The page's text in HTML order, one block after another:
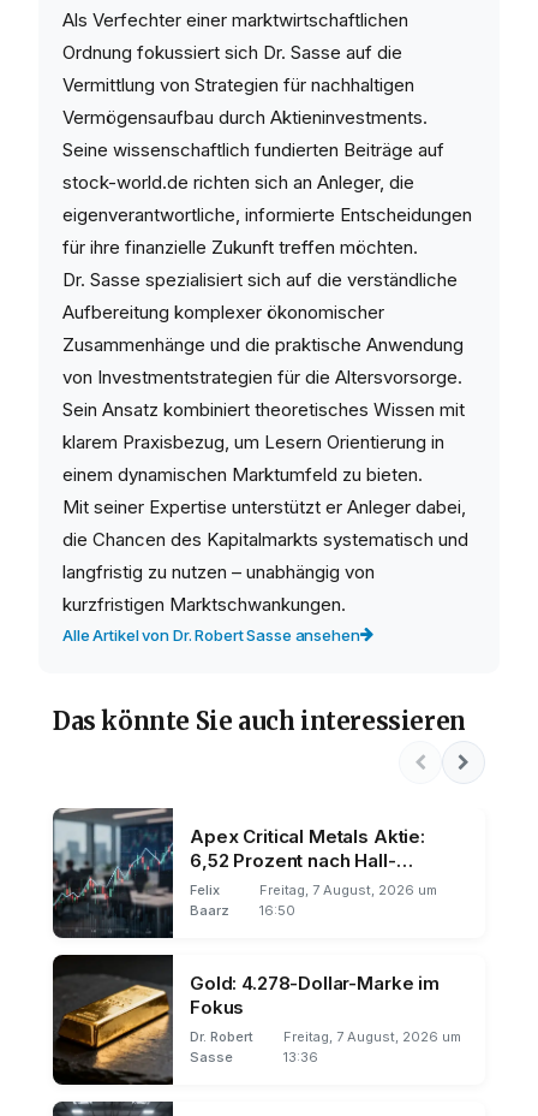
Als Verfechter einer marktwirtschaftlichen
Ordnung fokussiert sich Dr. Sasse auf die
Vermittlung von Strategien für nachhaltigen
Vermögensaufbau durch Aktieninvestments.
Seine wissenschaftlich fundierten Beiträge auf
stock-world.de richten sich an Anleger, die
eigenverantwortliche, informierte Entscheidungen
für ihre finanzielle Zukunft treffen möchten.
Dr. Sasse spezialisiert sich auf die verständliche
Aufbereitung komplexer ökonomischer
Zusammenhänge und die praktische Anwendung
von Investmentstrategien für die Altersvorsorge.
Sein Ansatz kombiniert theoretisches Wissen mit
klarem Praxisbezug, um Lesern Orientierung in
einem dynamischen Marktumfeld zu bieten.
Mit seiner Expertise unterstützt er Anleger dabei,
die Chancen des Kapitalmarkts systematisch und
langfristig zu nutzen – unabhängig von
kurzfristigen Marktschwankungen.
Alle Artikel von Dr. Robert Sasse ansehen
Das könnte Sie auch interessieren
Apex Critical Metals Aktie:
6,52 Prozent nach Hall-
Ernennung
Felix
Baarz
Freitag, 7 August, 2026 um
16:50
Gold: 4.278-Dollar-Marke im
Fokus
Dr. Robert
Sasse
Freitag, 7 August, 2026 um
13:36